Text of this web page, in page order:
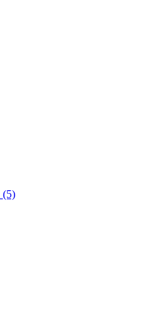
(5)